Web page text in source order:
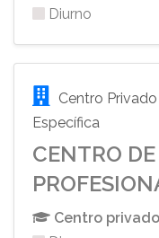
Diurno
Centro
Específica
CENTRO
Centro privado